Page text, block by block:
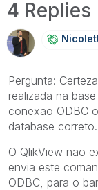
4 Replies
Pergunta:
realizada na
conexão ODBC
database correto.
O QlikView não
envia este
ODBC, para o